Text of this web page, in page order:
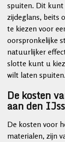
spuiten. Dit kunt
zijdeglans, beits
te kiezen voor
oorspronkelijke
natuurlijker
slotte kunt u
wilt laten spuiten.
De kosten
aan den
De kosten voor
materialen, zijn